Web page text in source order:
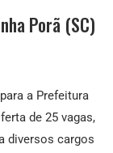
Porã (SC)
a Prefeitura
de 25 vagas,
diversos cargos